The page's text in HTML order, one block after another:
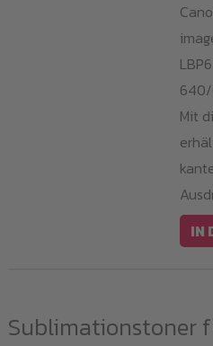
Mit
IN
Sublimationstoner